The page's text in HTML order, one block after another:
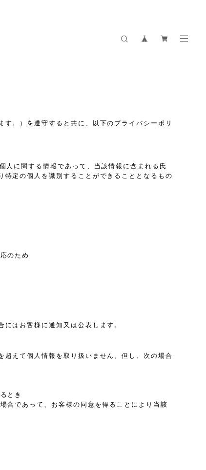
。）を遵守すると共に、以下のプライバシーポリ
人に関する情報であって、当該情報に含まれる氏
定の個人を識別することができることとなるもの
のため
はお客様に通知又は公表します。
えて個人情報を取り扱いません。但し、次の場合
とき
合であって、お客様の同意を得ることにより当該